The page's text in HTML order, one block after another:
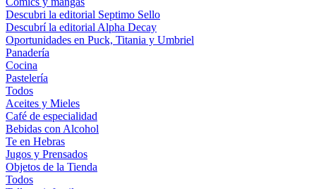
Descubri la editorial Septimo Sello
Descubrí la editorial Alpha Decay
Oportunidades en Puck, Titania y Umbriel
Panadería
Cocina
Pastelería
Todos
Aceites y Mieles
Café de especialidad
Bebidas con Alcohol
Te en Hebras
Jugos y Prensados
Objetos de la Tienda
Todos